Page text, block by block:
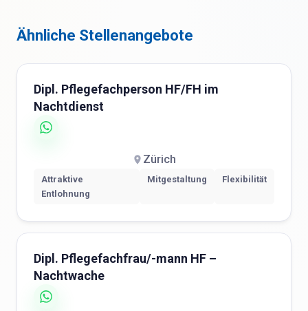
Ähnliche Stellenangebote
Dipl. Pflegefachperson HF/FH im
Nachtdienst
Zürich
Attraktive
Entlohnung
Mitgestaltung Flexibilität
Dipl. Pflegefachfrau/-mann HF –
Nachtwache